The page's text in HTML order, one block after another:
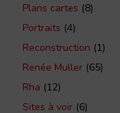
Plans cartes (8)
Portraits (4)
Reconstruction (1)
Renée Muller (65)
Rha (12)
Sites à voir (6)